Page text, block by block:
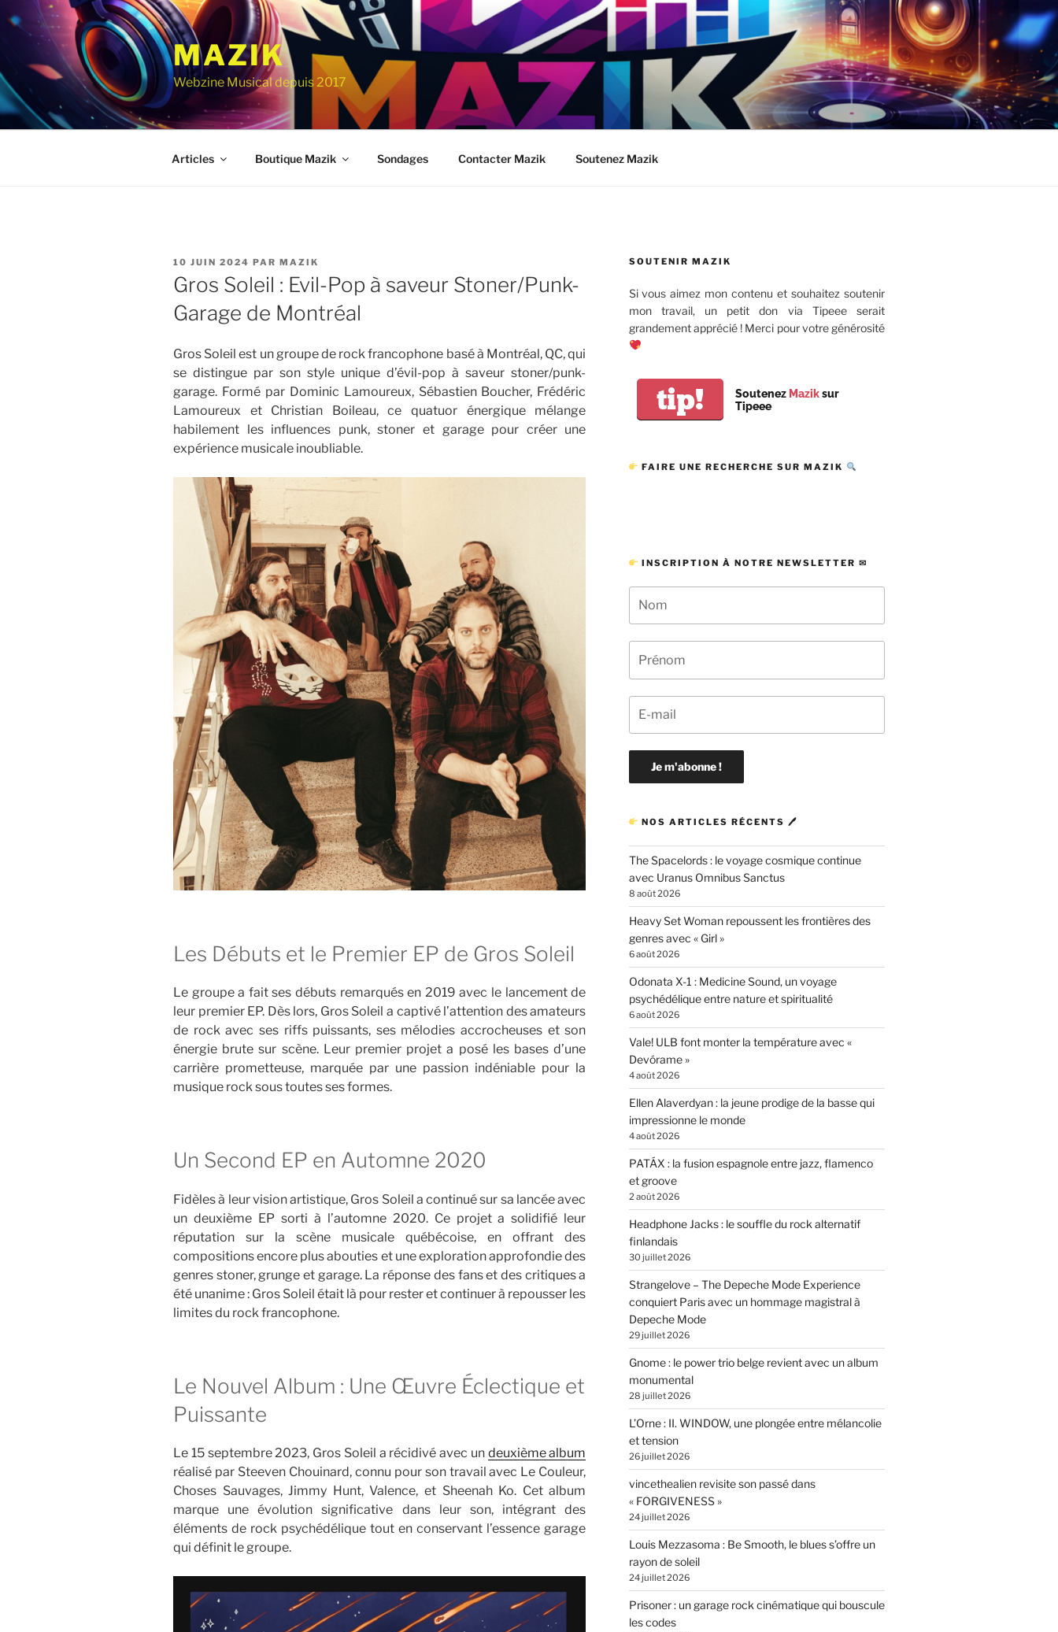
au
contenu
principal
MAZIK
Webzine Musical depuis 2017
Articles Boutique Mazik Sondages Contacter Mazik Soutenez Mazik
PUBLIÉ
LE
10 JUIN 2024 PAR MAZIK
Gros Soleil : Evil-Pop à saveur Stoner/Punk-
Garage de Montréal
Gros Soleil est un groupe de rock francophone basé à Montréal, QC, qui
se distingue par son style unique d’évil-pop à saveur stoner/punk-
garage. Formé par Dominic Lamoureux, Sébastien Boucher, Frédéric
Lamoureux et Christian Boileau, ce quatuor énergique mélange
habilement les influences punk, stoner et garage pour créer une
expérience musicale inoubliable.
Les Débuts et le Premier EP de Gros Soleil
Le groupe a fait ses débuts remarqués en 2019 avec le lancement de
leur premier EP. Dès lors, Gros Soleil a captivé l’attention des amateurs
de rock avec ses riffs puissants, ses mélodies accrocheuses et son
énergie brute sur scène. Leur premier projet a posé les bases d’une
carrière prometteuse, marquée par une passion indéniable pour la
musique rock sous toutes ses formes.
Un Second EP en Automne 2020
Fidèles à leur vision artistique, Gros Soleil a continué sur sa lancée avec
un deuxième EP sorti à l’automne 2020. Ce projet a solidifié leur
réputation sur la scène musicale québécoise, en offrant des
compositions encore plus abouties et une exploration approfondie des
genres stoner, grunge et garage. La réponse des fans et des critiques a
été unanime : Gros Soleil était là pour rester et continuer à repousser les
limites du rock francophone.
Le Nouvel Album : Une Œuvre Éclectique et
Puissante
Le 15 septembre 2023, Gros Soleil a récidivé avec un deuxième album
réalisé par Steeven Chouinard, connu pour son travail avec Le Couleur,
Choses Sauvages, Jimmy Hunt, Valence, et Sheenah Ko. Cet album
marque une évolution significative dans leur son, intégrant des
éléments de rock psychédélique tout en conservant l’essence garage
qui définit le groupe.
SOUTENIR MAZIK
Si vous aimez mon contenu et souhaitez soutenir
mon travail, un petit don via Tipeee serait
grandement apprécié ! Merci pour votre générosité
tip! Soutenez Maziksur
Tipeee
FAIRE UNE RECHERCHE SUR MAZIK
INSCRIPTION À NOTRE NEWSLETTER ✉
NOS ARTICLES RÉCENTS 🖊
The Spacelords : le voyage cosmique continue
avec Uranus Omnibus Sanctus
8 août 2026
Heavy Set Woman repoussent les frontières des
genres avec « Girl »
6 août 2026
Odonata X-1 : Medicine Sound, un voyage
psychédélique entre nature et spiritualité
6 août 2026
Vale! ULB font monter la température avec «
Devórame »
4 août 2026
Ellen Alaverdyan : la jeune prodige de la basse qui
impressionne le monde
4 août 2026
PATÁX : la fusion espagnole entre jazz, flamenco
et groove
2 août 2026
Headphone Jacks : le souffle du rock alternatif
finlandais
30 juillet 2026
Strangelove – The Depeche Mode Experience
conquiert Paris avec un hommage magistral à
Depeche Mode
29 juillet 2026
Gnome : le power trio belge revient avec un album
monumental
28 juillet 2026
L’Orne : II. WINDOW, une plongée entre mélancolie
et tension
26 juillet 2026
vincethealien revisite son passé dans
« FORGIVENESS »
24 juillet 2026
Louis Mezzasoma : Be Smooth, le blues s’offre un
rayon de soleil
24 juillet 2026
Prisoner : un garage rock cinématique qui bouscule
les codes